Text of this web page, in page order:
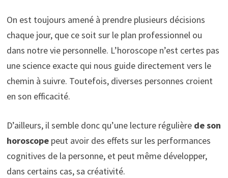
On est toujours amené à prendre plusieurs décisions
chaque jour, que ce soit sur le plan professionnel ou
dans notre vie personnelle. L’horoscope n’est certes pas
une science exacte qui nous guide directement vers le
chemin à suivre. Toutefois, diverses personnes croient
en son efficacité.
D’ailleurs, il semble donc qu’une lecture régulière de son
horoscopepeut avoir des effets sur les performances
cognitives de la personne, et peut même développer,
dans certains cas, sa créativité.